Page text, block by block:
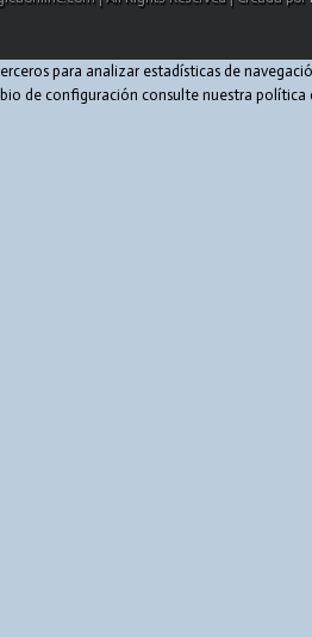
para analizar estadísticas de
de configuración consulte nuestra política